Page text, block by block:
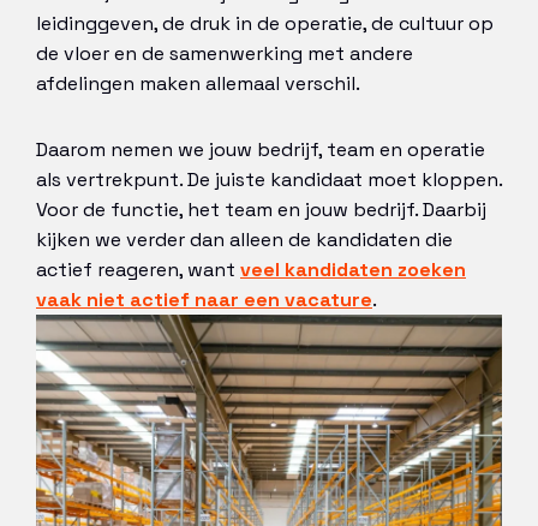
leidinggeven, de druk in de operatie, de cultuur op
de vloer en de samenwerking met andere
afdelingen maken allemaal verschil.
Daarom nemen we jouw bedrijf, team en operatie
als vertrekpunt. De juiste kandidaat moet kloppen.
Voor de functie, het team en jouw bedrijf. Daarbij
kijken we verder dan alleen de kandidaten die
actief reageren, want veel kandidaten zoeken
vaak niet actief naar een vacature.